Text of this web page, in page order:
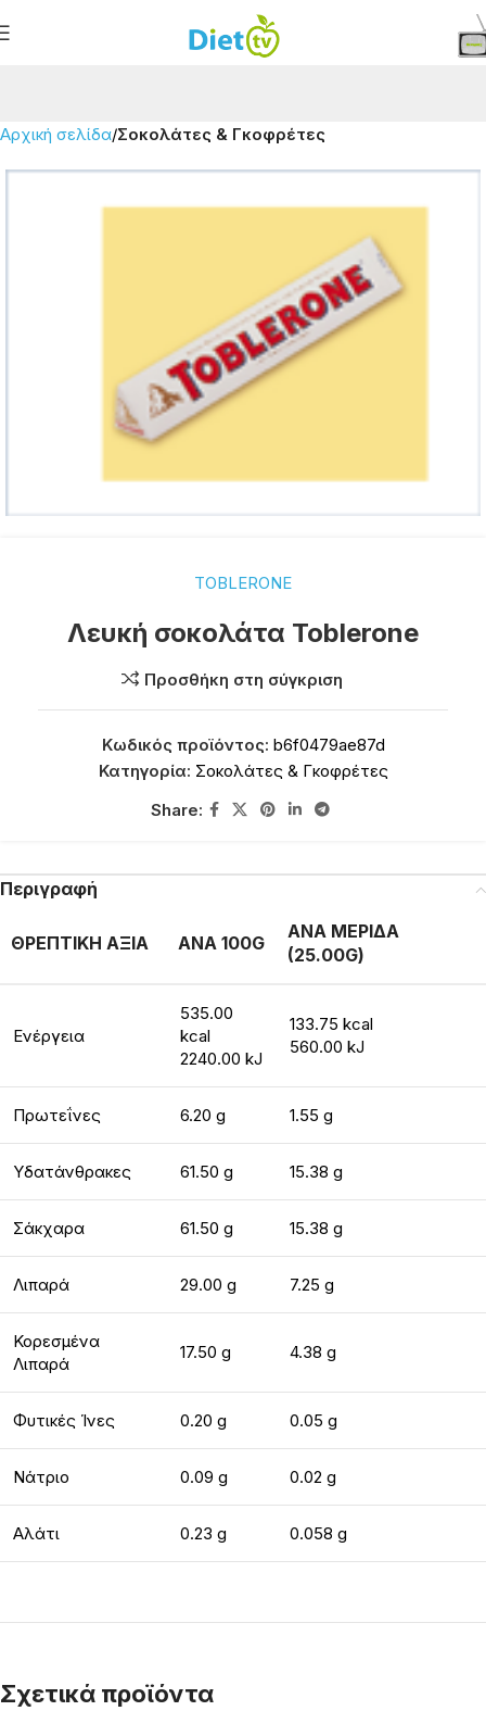
Αρχική σελίδα Σοκολάτες & Γκοφρέτες
TOBLERONE
Λευκή σοκολάτα Toblerone
Προσθήκη στη σύγκριση
Κωδικός προϊόντος: b6f0479ae87d
Κατηγορία: Σοκολάτες & Γκοφρέτες
Share:
Περιγραφή
ΘΡΕΠΤΙΚΗ ΑΞΙΑ ΑΝΑ 100G
ΑΝΑ ΜΕΡΙΔΑ
(25.00G)
Ενέργεια
535.00
kcal
2240.00 kJ
133.75 kcal
560.00 kJ
Πρωτεΐνες 6.20 g 1.55 g
Υδατάνθρακες 61.50 g 15.38 g
Σάκχαρα 61.50 g 15.38 g
Λιπαρά 29.00 g 7.25 g
Κορεσμένα
Λιπαρά
17.50 g 4.38 g
Φυτικές Ίνες 0.20 g 0.05 g
Νάτριο 0.09 g 0.02 g
Αλάτι 0.23 g 0.058 g
Σχετικά προϊόντα